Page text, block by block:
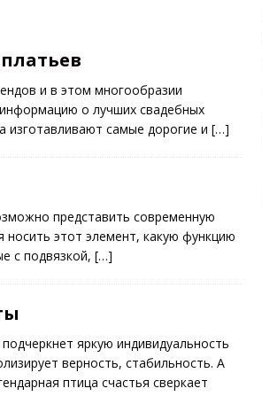
и в этом многообразии
о лучших свадебных
изготавливают самые дорогие и […]
представить современную
носить этот элемент, какую функцию
с подвязкой, […]
яркую индивидуальность
верность, стабильность. А
птица счастья сверкает